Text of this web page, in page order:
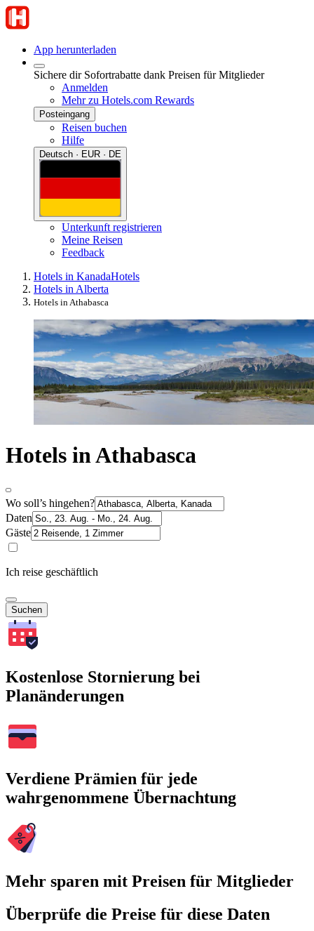
App herunterladen
Sichere dir Sofortrabatte dank Preisen für Mitglieder
Anmelden
Mehr zu Hotels.com Rewards
Posteingang
Reisen buchen
Hilfe
Deutsch · EUR · DE
Unterkunft registrieren
Meine Reisen
Feedback
Hotels in KanadaHotels
Hotels in Alberta
Hotels in Athabasca
Hotels in Athabasca
Wo soll’s hingehen?
Daten
Gäste
Ich reise geschäftlich
Suchen
Kostenlose Stornierung bei
Planänderungen
Verdiene Prämien für jede
wahrgenommene Übernachtung
Mehr sparen mit Preisen für Mitglieder
Überprüfe die Preise für diese Daten